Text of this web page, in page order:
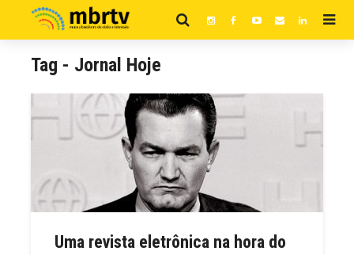
Tag - Jornal Hoje
Uma revista eletrônica na hora do